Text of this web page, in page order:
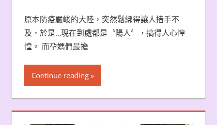
原本防疫嚴峻的大陸，突然鬆綁得讓人措手不
及，於是…現在到處都是〝陽人〞，搞得人心惶
惶。 而孕媽們最擔
Continue reading